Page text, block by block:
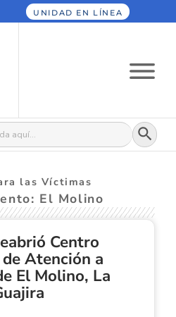
UNIDAD EN LÍNEA
Botón
las Víctimas
El Molino
Centro
Atención a
El Molino, La